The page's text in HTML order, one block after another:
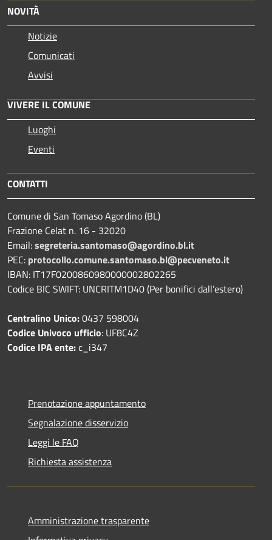
NOVITÀ
Notizie
Comunicati
Avvisi
VIVERE IL COMUNE
Luoghi
Eventi
CONTATTI
Comune di San Tomaso Agordino (BL)
Frazione Celat n. 16 - 32020
Email:segreteria.santomaso@agordino.bl.it
PEC: protocollo.comune.santomaso.bl@pecveneto.it
IBAN: IT17F0200860980000002802265
Codice BIC SWIFT: UNCRITM1D40 (Per bonifici dall’estero)
Centralino Unico:0437 598004
Codice Univoco ufficio: UF8C4Z
Codice IPA ente:c_i347
Prenotazione appuntamento
Segnalazione disservizio
Leggi le FAQ
Richiesta assistenza
Amministrazione trasparente